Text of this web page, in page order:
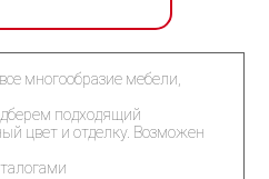
многообразие мебели,
подходящий
цвет и отделку. Возможен